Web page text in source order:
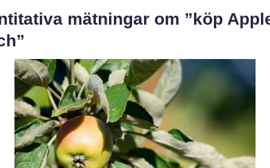
mätningar om ”köp